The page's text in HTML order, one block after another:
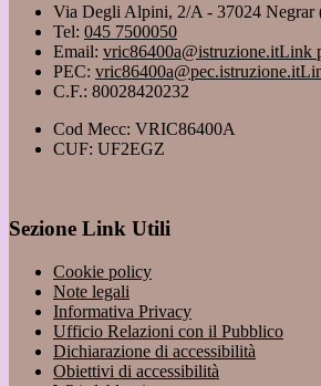
Via Degli Alpini, 2/A - 37024 Negrar
Tel: 045 7500050
Email: vric86400a@istruzione.itLink
PEC: vric86400a@pec.istruzione.it
C.F.: 80028420232
Cod Mecc: VRIC86400A
CUF: UF2EGZ
Sezione Link Utili
Cookie policy
Note legali
Informativa Privacy
Ufficio Relazioni con il Pubblico
Dichiarazione di accessibilità
Obiettivi di accessibilità